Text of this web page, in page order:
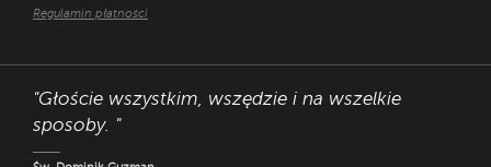
Regulamin płatności
"Głoście wszystkim, wszędzie i na wszelkie
sposoby. "